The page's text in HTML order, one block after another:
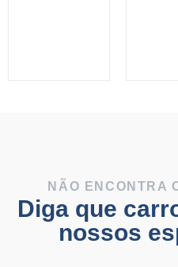
NÃO ENCONTRA
Diga que
nossos